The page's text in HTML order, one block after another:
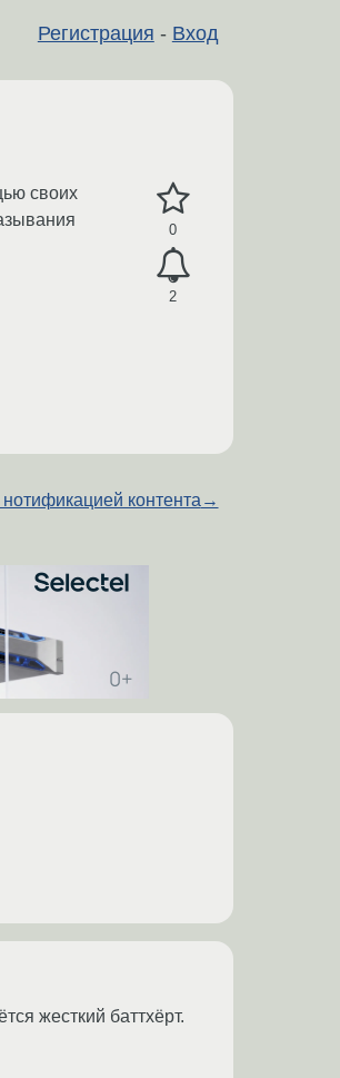
Регистрация - Вход
0
2
своих
нотификацией контента →
жесткий баттхёрт.